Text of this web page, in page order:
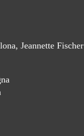
Jeannette Fischer